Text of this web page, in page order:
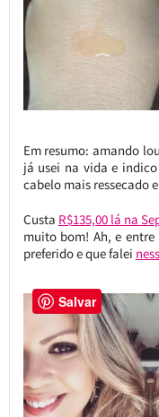
Em resumo: amando
já usei na vida e
cabelo mais ressecado
Custa R$135,00 lá na
muito bom! Ah, e
preferido e que falei
Salvar